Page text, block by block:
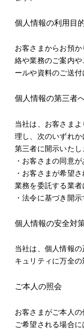
個人情報の利用目
お客さまからお預
絡や業務のご案内
ールや資料のご送付
個人情報の第三者
当社は、お客さま
理し、次のいずれ
第三者に開示いたし
・お客さまの同意
・お客さまが希望
業務を委託する業
・法令に基づき開
個人情報の安全対
当社は、個人情報
キュリティに万全の
ご本人の照会
お客さまがご本人
ご希望される場合に